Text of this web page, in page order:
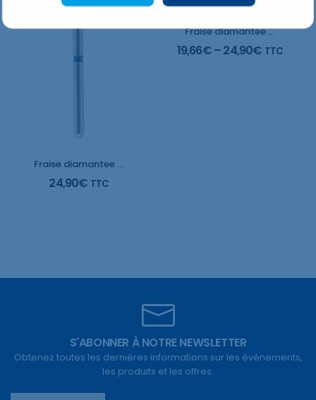
Fraise diamantee Roue petite
24,90€ TTC
Fraise diamantee Conique inversé
19,66€–24,90€ TTC
S'ABONNER À NOTRE NEWSLETTER
Obtenez toutes les dernières informations sur les événements,
les produits et les offres.